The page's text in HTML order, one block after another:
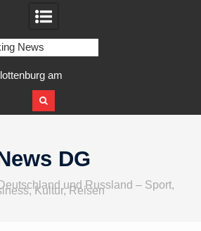
News
2026 Audio wird größer,
internationaler und vielfältiger
DG
und Russland – Sport,
Kultur, Reisen